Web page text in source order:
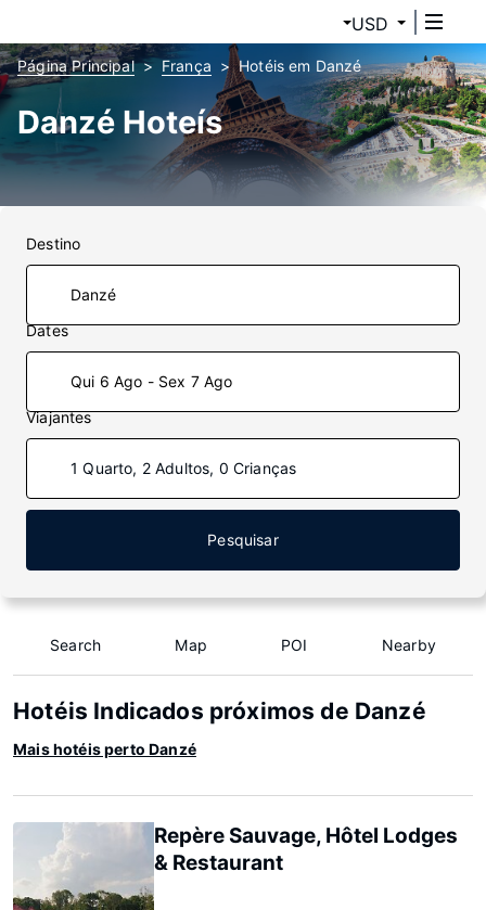
USD
Página Principal França Hotéis em Danzé
Danzé Hoteís
Destino
Dates
Qui 6 Ago - Sex 7 Ago
Viajantes
1 Quarto, 2 Adultos, 0 Crianças
Pesquisar
Search Map POI Nearby
Hotéis Indicados próximos de Danzé
Mais hotéis perto Danzé
Repère Sauvage, Hôtel Lodges
& Restaurant